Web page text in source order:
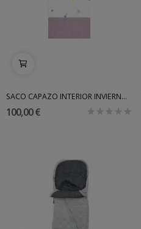
SACO CAPAZO INTERIOR INVIERNO UZTURRE
100,00 €